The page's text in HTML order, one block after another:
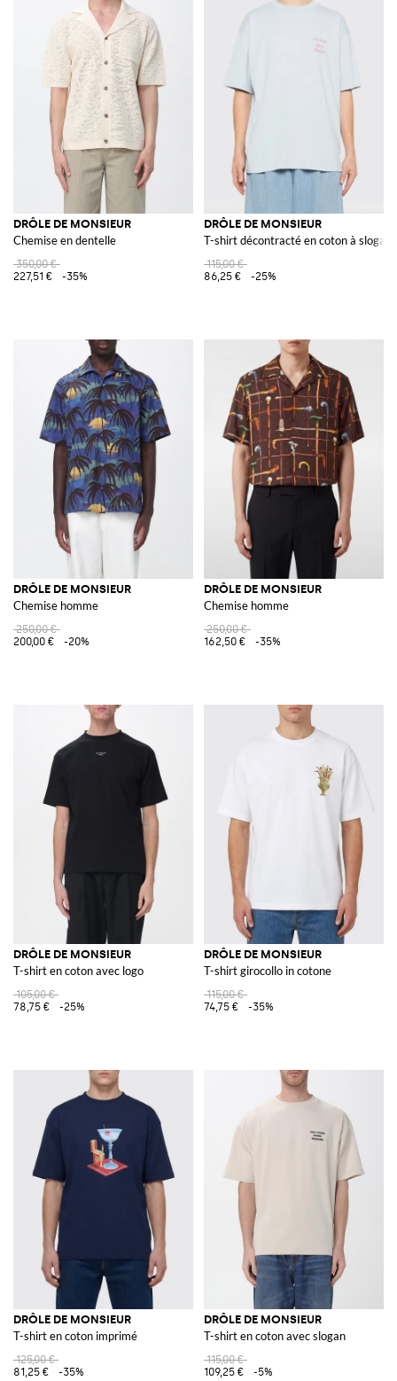
DRÔLE DE MONSIEUR
Chemise en dentelle
350,00 €
227,51 €
-35%
DRÔLE DE MONSIEUR
T-shirt décontracté en coton à slogan
115,00 €
86,25 €
-25%
DRÔLE DE MONSIEUR
Chemise homme
250,00 €
200,00 €
-20%
DRÔLE DE MONSIEUR
Chemise homme
250,00 €
162,50 €
-35%
DRÔLE DE MONSIEUR
T-shirt en coton avec logo
105,00 €
78,75 €
-25%
DRÔLE DE MONSIEUR
T-shirt girocollo in cotone
115,00 €
74,75 €
-35%
DRÔLE DE MONSIEUR
T-shirt en coton imprimé
125,00 €
81,25 €
-35%
DRÔLE DE MONSIEUR
T-shirt en coton avec slogan
115,00 €
109,25 €
-5%